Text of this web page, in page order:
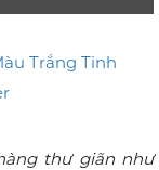
thư giãn như